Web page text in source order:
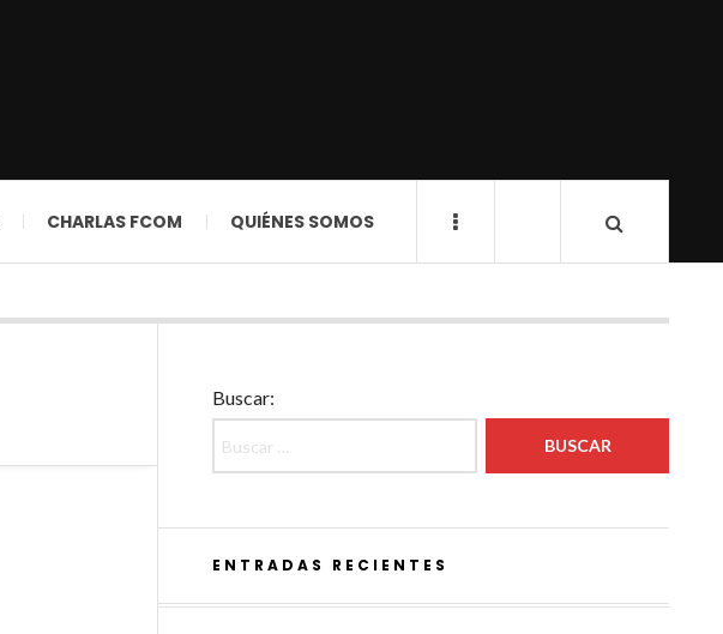
CHARLAS FCOM QUIÉNES SOMOS
Buscar:
ENTRADAS RECIENTES